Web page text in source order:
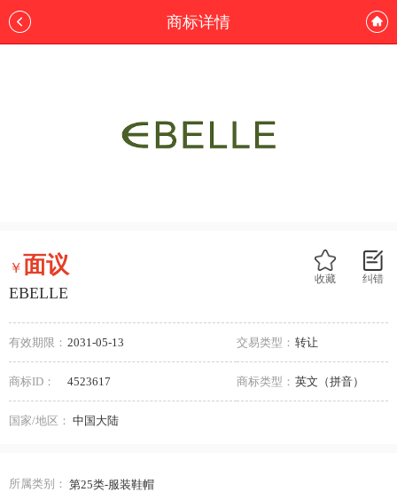
商标详情
纠错
收藏
￥面议
EBELLE
有效期限： 2031-05-13 交易类型： 转让
商标ID： 4523617 商标类型： 英文（拼音）
国家/地区： 中国大陆
所属类别： 第25类-服装鞋帽